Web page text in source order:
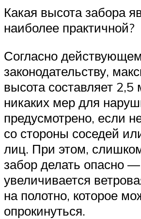
Какая высота забора
наиболее практичной?
Согласно
законодательству,
высота составляет 2,5
никаких мер для
предусмотрено, если
со стороны соседей
лиц. При этом,
забор делать опасно —
увеличивается
на полотно, которое
опрокинуться.